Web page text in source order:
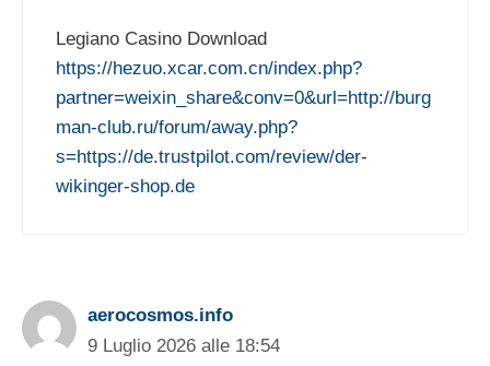
Legiano Casino Download
https://hezuo.xcar.com.cn/index.php?
partner=weixin_share&conv=0&url=http://burg
man-club.ru/forum/away.php?
s=https://de.trustpilot.com/review/der-
wikinger-shop.de
aerocosmos.info
9 Luglio 2026 alle 18:54